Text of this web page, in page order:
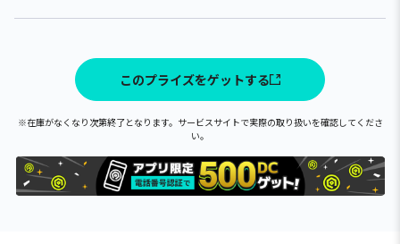
このプライズをゲットする
※在庫がなくなり次第終了となります。サービスサイトで実際の取り扱いを確認してくださ
い。